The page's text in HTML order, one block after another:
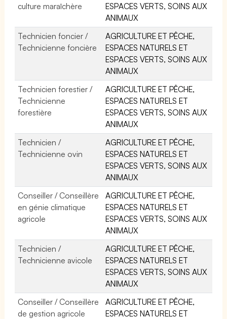
culture maraîchère
ESPACES VERTS, SOINS AUX
ANIMAUX
Technicien foncier /
Technicienne foncière
AGRICULTURE ET PÊCHE,
ESPACES NATURELS ET
ESPACES VERTS, SOINS AUX
ANIMAUX
Technicien forestier /
Technicienne
forestière
AGRICULTURE ET PÊCHE,
ESPACES NATURELS ET
ESPACES VERTS, SOINS AUX
ANIMAUX
Technicien /
Technicienne ovin
AGRICULTURE ET PÊCHE,
ESPACES NATURELS ET
ESPACES VERTS, SOINS AUX
ANIMAUX
Conseiller / Conseillère
en génie climatique
agricole
AGRICULTURE ET PÊCHE,
ESPACES NATURELS ET
ESPACES VERTS, SOINS AUX
ANIMAUX
Technicien /
Technicienne avicole
AGRICULTURE ET PÊCHE,
ESPACES NATURELS ET
ESPACES VERTS, SOINS AUX
ANIMAUX
Conseiller / Conseillère
de gestion agricole
AGRICULTURE ET PÊCHE,
ESPACES NATURELS ET